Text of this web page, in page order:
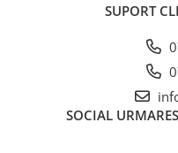
SUPORT
SOCIAL